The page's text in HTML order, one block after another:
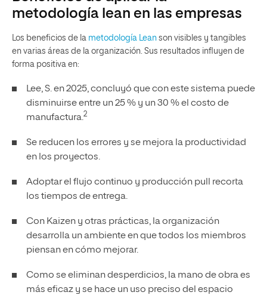
metodología lean en las empresas
Los beneficios de la metodología Lean son visibles y tangibles
en varias áreas de la organización. Sus resultados influyen de
forma positiva en:
Lee, S. en 2025, concluyó que con este sistema puede
disminuirse entre un 25 % y un 30 % el costo de
manufactura.2
Se reducen los errores y se mejora la productividad
en los proyectos.
Adoptar el flujo continuo y producción pull recorta
los tiempos de entrega.
Con Kaizen y otras prácticas, la organización
desarrolla un ambiente en que todos los miembros
piensan en cómo mejorar.
Como se eliminan desperdicios, la mano de obra es
más eficaz y se hace un uso preciso del espacio